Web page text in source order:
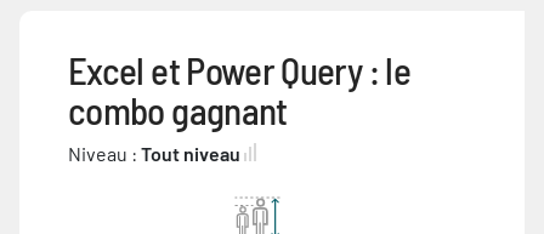
Excel et Power Query : le
combo gagnant
Niveau : Tout niveau